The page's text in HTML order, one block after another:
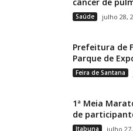
Saúde julho 28,
Prefeitura de
Parque de
Feira de Santana
1ª Meia
de
Itabuna julho